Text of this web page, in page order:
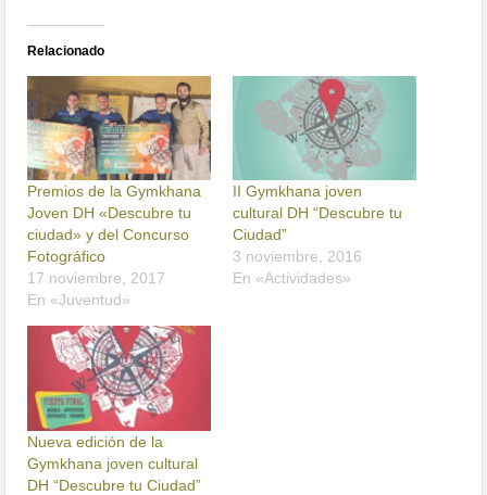
Relacionado
Premios de la Gymkhana
Joven DH «Descubre tu
ciudad» y del Concurso
Fotográfico
17 noviembre, 2017
En «Juventud»
II Gymkhana joven
cultural DH “Descubre tu
Ciudad”
3 noviembre, 2016
En «Actividades»
Nueva edición de la
Gymkhana joven cultural
DH “Descubre tu Ciudad”